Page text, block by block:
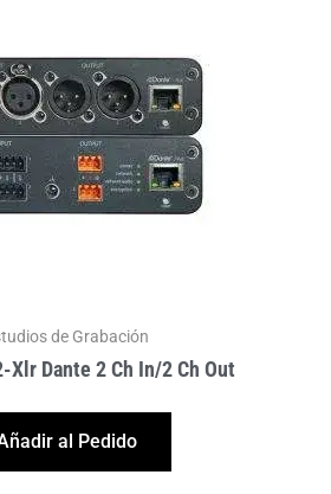
de Grabación
Xlr Dante 2 Ch In/2 Ch Out
al Pedido